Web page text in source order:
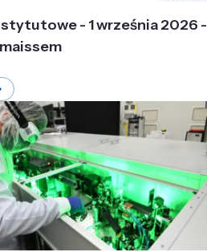
- 1 września 2026 -